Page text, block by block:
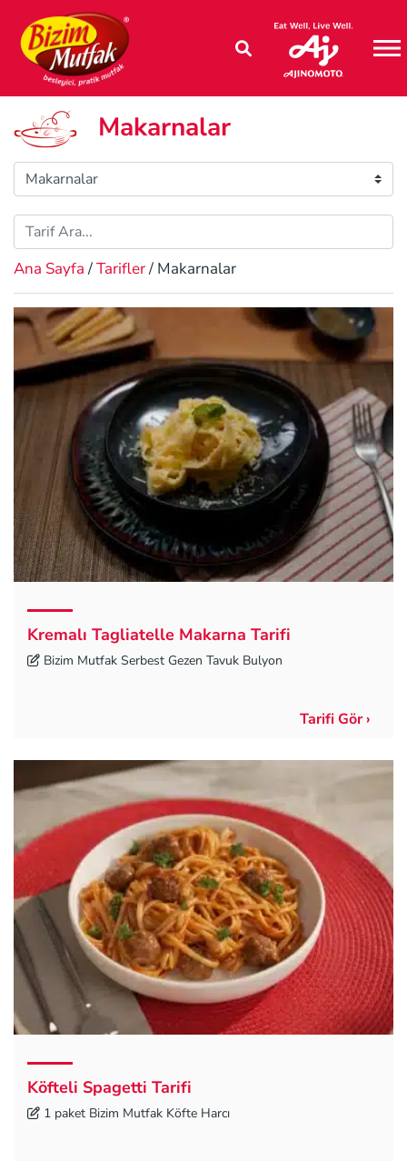
Makarnalar
Ana Sayfa /Tarifler/ Makarnalar
Kremalı Tagliatelle Makarna Tarifi
Bizim Mutfak Serbest Gezen Tavuk Bulyon
Tarifi Gör ›
Köfteli Spagetti Tarifi
1 paket Bizim Mutfak Köfte Harcı